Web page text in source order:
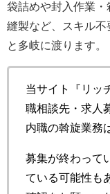
袋詰めや封入作業・
縫製など、スキル
と多岐に渡ります。
当サイト『リッ
職相談先・求人
内職の斡旋業務
募集が終わって
ている可能性も